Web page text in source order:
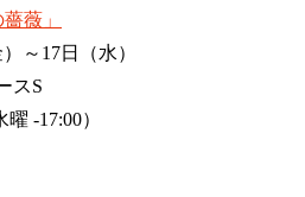
薇」
～17日（水）
スS
-17:00）